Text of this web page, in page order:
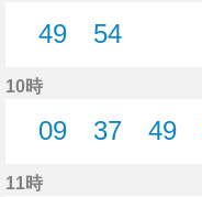
49
54
10時
09
37
49
11時